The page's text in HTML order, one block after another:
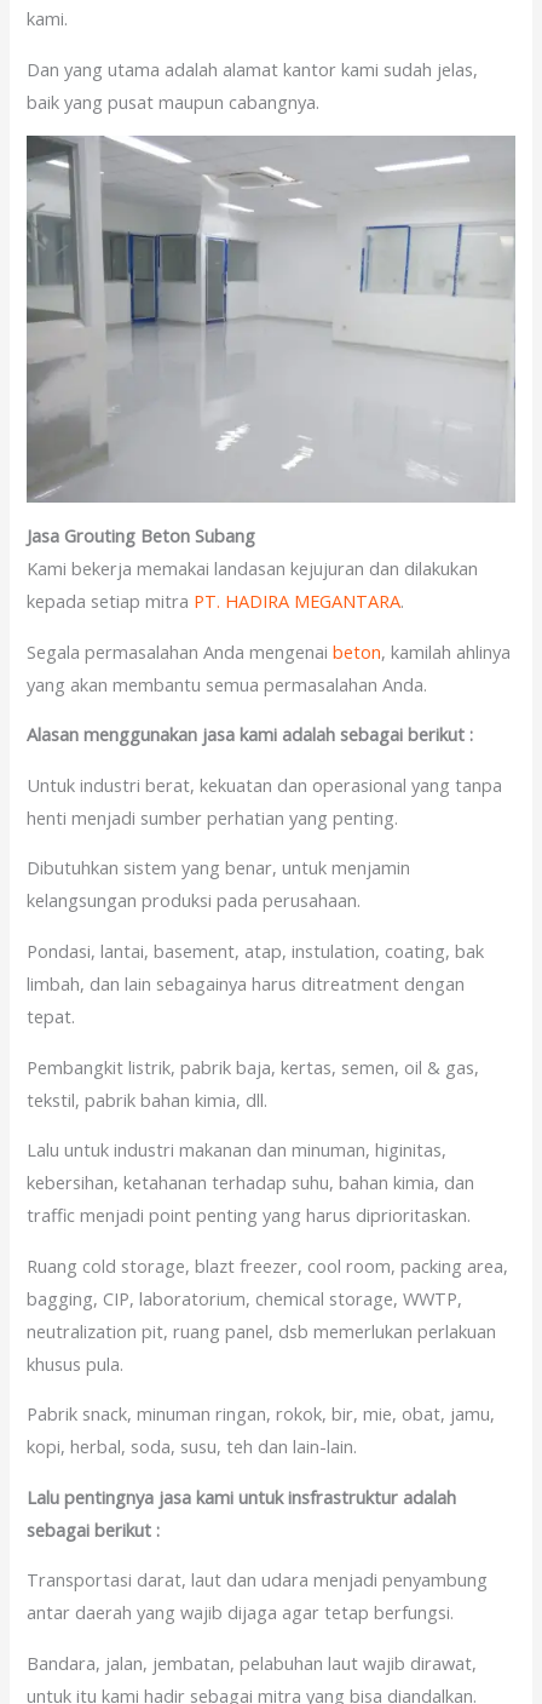
kami.
Dan yang utama adalah alamat kantor kami sudah jelas,
baik yang pusat maupun cabangnya.
Jasa Grouting Beton Subang
Kami bekerja memakai landasan kejujuran dan dilakukan
kepada setiap mitra PT. HADIRA MEGANTARA.
Segala permasalahan Anda mengenaibeton, kamilah ahlinya
yang akan membantu semua permasalahan Anda.
Alasan menggunakan jasa kami adalah sebagai berikut :
Untuk industri berat, kekuatan dan operasional yang tanpa
henti menjadi sumber perhatian yang penting.
Dibutuhkan sistem yang benar, untuk menjamin
kelangsungan produksi pada perusahaan.
Pondasi, lantai, basement, atap, instulation, coating, bak
limbah, dan lain sebagainya harus ditreatment dengan
tepat.
Pembangkit listrik, pabrik baja, kertas, semen, oil & gas,
tekstil, pabrik bahan kimia, dll.
Lalu untuk industri makanan dan minuman, higinitas,
kebersihan, ketahanan terhadap suhu, bahan kimia, dan
traffic menjadi point penting yang harus diprioritaskan.
Ruang cold storage, blazt freezer, cool room, packing area,
bagging, CIP, laboratorium, chemical storage, WWTP,
neutralization pit, ruang panel, dsb memerlukan perlakuan
khusus pula.
Pabrik snack, minuman ringan, rokok, bir, mie, obat, jamu,
kopi, herbal, soda, susu, teh dan lain-lain.
Lalu pentingnya jasa kami untuk insfrastruktur adalah
sebagai berikut :
Transportasi darat, laut dan udara menjadi penyambung
antar daerah yang wajib dijaga agar tetap berfungsi.
Bandara, jalan, jembatan, pelabuhan laut wajib dirawat,
untuk itu kami hadir sebagai mitra yang bisa diandalkan.